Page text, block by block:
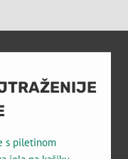
s piletinom